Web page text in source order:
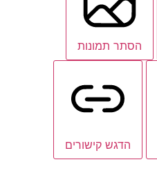
הסתר תמונות
הדגש קישורים